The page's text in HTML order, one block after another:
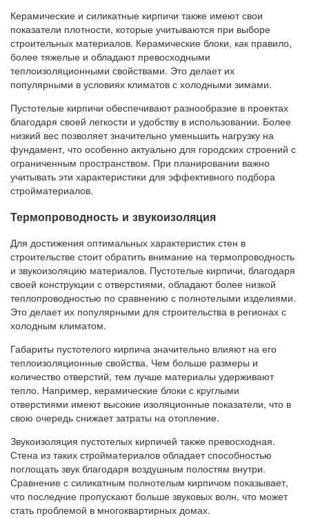
Керамические и силикатные кирпичи также имеют свои
показатели плотности, которые учитываются при выборе
строительных материалов. Керамические блоки, как правило,
более тяжелые и обладают превосходными
теплоизоляционными свойствами. Это делает их
популярными в условиях климатов с холодными зимами.
Пустотелые кирпичи обеспечивают разнообразие в проектах
благодаря своей легкости и удобству в использовании. Более
низкий вес позволяет значительно уменьшить нагрузку на
фундамент, что особенно актуально для городских строений с
ограниченным пространством. При планировании важно
учитывать эти характеристики для эффективного подбора
стройматериалов.
Термопроводность и звукоизоляция
Для достижения оптимальных характеристик стен в
строительстве стоит обратить внимание на термопроводность
и звукоизоляцию материалов. Пустотелые кирпичи, благодаря
своей конструкции с отверстиями, обладают более низкой
теплопроводностью по сравнению с полнотелыми изделиями.
Это делает их популярными для строительства в регионах с
холодным климатом.
Габариты пустотелого кирпича значительно влияют на его
теплоизоляционные свойства. Чем больше размеры и
количество отверстий, тем лучше материалы удерживают
тепло. Например, керамические блоки с круглыми
отверстиями имеют высокие изоляционные показатели, что в
свою очередь снижает затраты на отопление.
Звукоизоляция пустотелых кирпичей также превосходная.
Стена из таких стройматериалов обладает способностью
поглощать звук благодаря воздушным полостям внутри.
Сравнение с силикатным полнотелым кирпичом показывает,
что последние пропускают больше звуковых волн, что может
стать проблемой в многоквартирных домах.